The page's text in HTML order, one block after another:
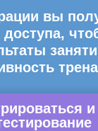
вы
доступа,